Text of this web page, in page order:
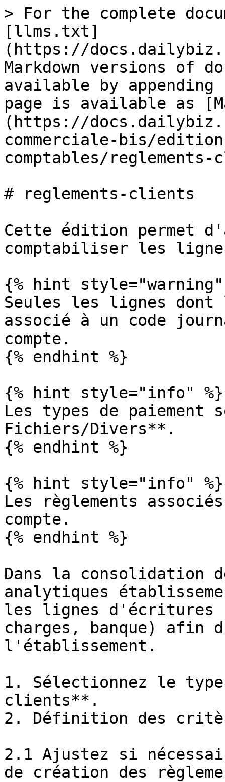
> For the complete
[llms.txt]
(https://
Markdown versions of
available by
page is available as
(https://
commerciale-bis/
comptables/
# reglements-clients
Cette édition permet
comptabiliser les
{% hint style="warning"
Seules les lignes dont
associé à un code
compte.
{% endhint %}
{% hint style="info" %}
Les types de paiement
Fichiers/Divers**.
{% endhint %}
{% hint style="info" %}
Les règlements
compte.
{% endhint %}
Dans la consolidation
analytiques
les lignes d'écritures
charges, banque)
l'établissement.
1. Sélectionnez le
clients**.
2. Définition des
2.1 Ajustez si
de création des